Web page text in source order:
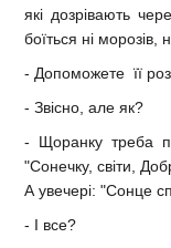
які дозрівають
боїться ні морозів,
- Допоможете її
- Звісно, але як?
- Щоранку треба
"Сонечку, світи,
А увечері: "Сонце
- І все?